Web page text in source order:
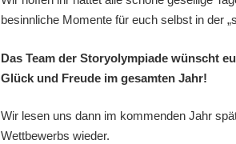
besinnliche Momente für euch selbst in der
Das Team der Storyolympiade wünscht
Glück und Freude im gesamten Jahr!
Wir lesen uns dann im kommenden Jahr
Wettbewerbs wieder.